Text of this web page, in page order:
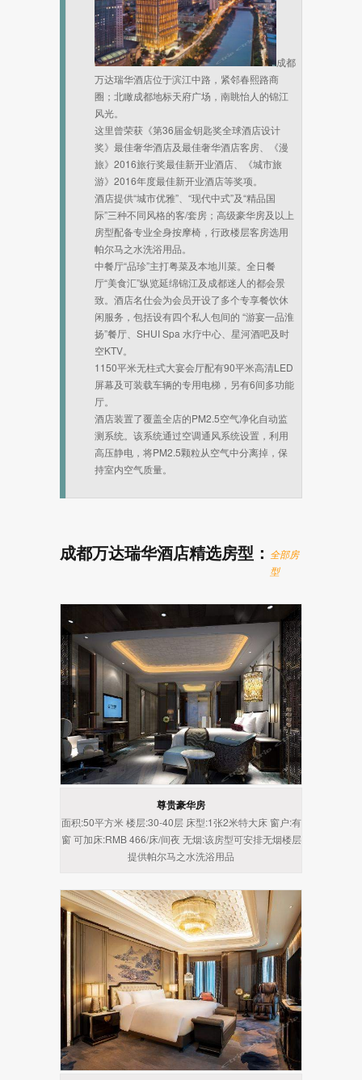
成都
万达瑞华酒店位于滨江中路，紧邻春熙路商
圈；北瞰成都地标天府广场，南眺怡人的锦江
风光。
这里曾荣获《第36届金钥匙奖全球酒店设计
奖》最佳奢华酒店及最佳奢华酒店客房、《漫
旅》2016旅行奖最佳新开业酒店、《城市旅
游》2016年度最佳新开业酒店等奖项。
酒店提供“城市优雅”、“现代中式”及“精品国
际”三种不同风格的客/套房；高级豪华房及以上
房型配备专业全身按摩椅，行政楼层客房选用
帕尔马之水洗浴用品。
中餐厅“品珍”主打粤菜及本地川菜。全日餐
厅“美食汇”纵览延绵锦江及成都迷人的都会景
致。酒店名仕会为会员开设了多个专享餐饮休
闲服务，包括设有四个私人包间的 “游宴一品淮
扬”餐厅、SHUI Spa 水疗中心、星河酒吧及时
空KTV。
1150平米无柱式大宴会厅配有90平米高清LED
屏幕及可装载车辆的专用电梯，另有6间多功能
厅。
酒店装置了覆盖全店的PM2.5空气净化自动监
测系统。该系统通过空调通风系统设置，利用
高压静电，将PM2.5颗粒从空气中分离掉，保
持室内空气质量。
成都万达瑞华酒店精选房型： 全部房
型
尊贵豪华房
面积:50平方米 楼层:30-40层 床型:1张2米特大床 窗户:有
窗 可加床:RMB 466/床/间夜 无烟:该房型可安排无烟楼层
提供帕尔马之水洗浴用品